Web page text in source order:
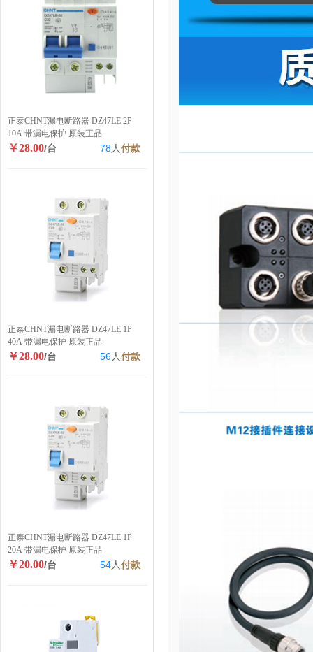
正泰CHNT漏电断路器 DZ47LE 2P
10A 带漏电保护 原装正品
￥28.00/台 78 人付款
正泰CHNT漏电断路器 DZ47LE 1P
40A 带漏电保护 原装正品
￥28.00/台 56人付款
正泰CHNT漏电断路器 DZ47LE 1P
20A 带漏电保护 原装正品
￥20.00/台 54人付款